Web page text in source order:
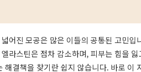
어진 모공은 많은 이들의 공통된 고민
라스틴은 점차 감소하며, 피부는 힘을
결책을 찾기란 쉽지 않습니다. 바로 이